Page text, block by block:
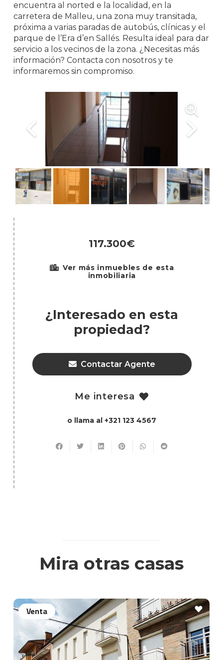
encuentra al norted e la localidad, en la
carretera de Malleu, una zona muy transitada,
próxima a varias paradas de autobús, clínicas y el
parque de l’Era d’en Sallés. Resulta ideal para dar
servicio a los vecinos de la zona. ¿Necesitas más
información? Contacta con nosotros y te
informaremos sin compromiso.
117.300€
Ver más inmuebles de esta
inmobiliaria
¿Interesado en esta
propiedad?
Contactar Agente
Me interesa
o llama al +321 123 4567
Mira otras casas
Venta